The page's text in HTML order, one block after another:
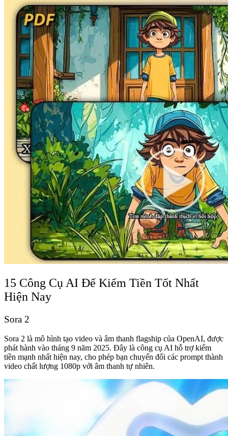
15 Công Cụ AI Để Kiếm Tiền Tốt Nhất
Hiện Nay
Sora 2
Sora 2 là mô hình tạo video và âm thanh flagship của OpenAI, được
phát hành vào tháng 9 năm 2025. Đây là công cụ AI hỗ trợ kiếm
tiền mạnh nhất hiện nay, cho phép bạn chuyển đổi các prompt thành
video chất lượng 1080p với âm thanh tự nhiên.